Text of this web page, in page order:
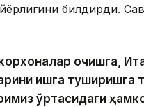
билдирди.
очишга,
ишга туширишга
ўртасидаги